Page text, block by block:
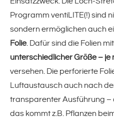
Textiles
PP-
Stahl-
PET-
Programm ventiLITE(!) sind
sondern ermöglichen auch
Folie. Dafür sind die Folien
unterschiedlicher Größe – je
versehen. Die perforierte
Luftaustausch auch nach
transparenter Ausführung –
das kommt z.B. Pflanzen